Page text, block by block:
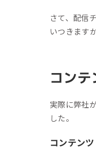
さて、配信
いつきます
コンテ
実際に弊社
した。
コンテン